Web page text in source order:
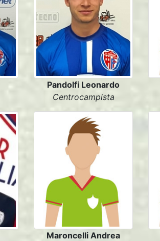
Pandolfi Leonardo
Centrocampista
Maroncelli Andrea